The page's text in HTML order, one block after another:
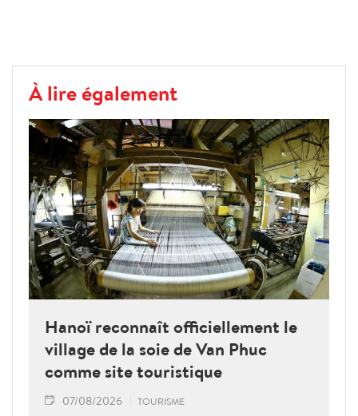
À lire également
Hanoï reconnaît officiellement le
village de la soie de Van Phuc
comme site touristique
07/08/2026 TOURISME